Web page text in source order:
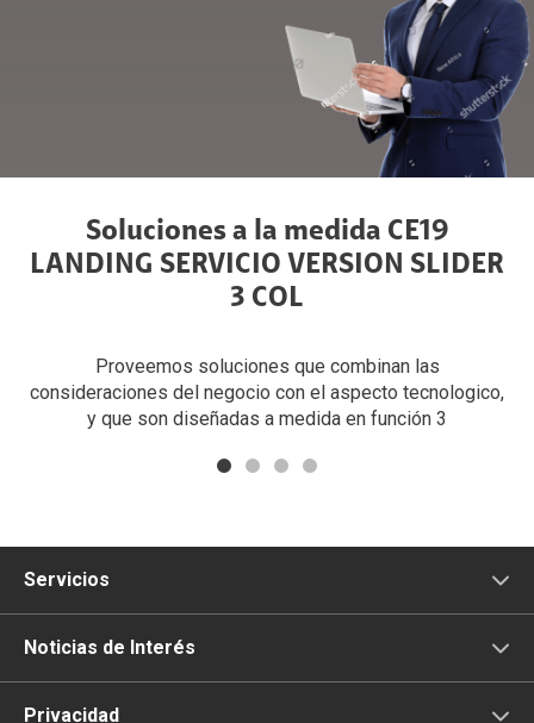
Soluciones a la medida CE19
LANDING SERVICIO VERSION SLIDER
3 COL
Proveemos soluciones que combinan las
consideraciones del negocio con el aspecto tecnologico,
y que son diseñadas a medida en función 3
Servicios
Comunicación
Televisión
Noticias de Interés
Privacidad